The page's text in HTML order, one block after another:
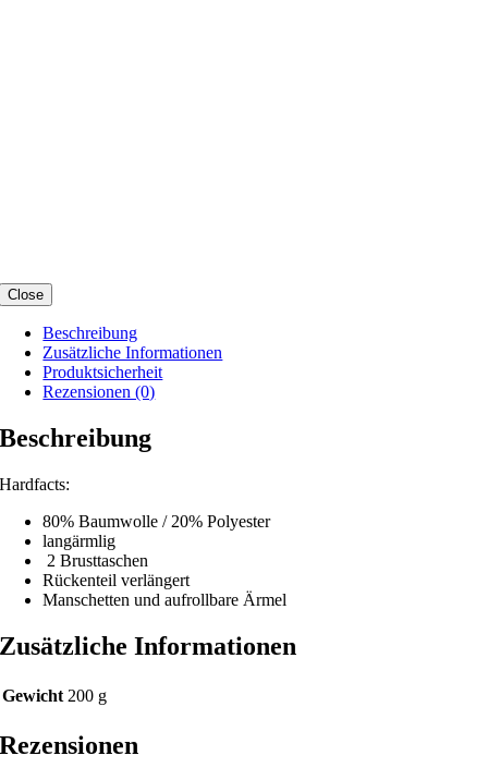
Close
Beschreibung
Zusätzliche Informationen
Produktsicherheit
Rezensionen (0)
Beschreibung
Hardfacts:
80% Baumwolle / 20% Polyester
langärmlig
2 Brusttaschen
Rückenteil verlängert
Manschetten und aufrollbare Ärmel
Zusätzliche Informationen
Gewicht 200 g
Rezensionen